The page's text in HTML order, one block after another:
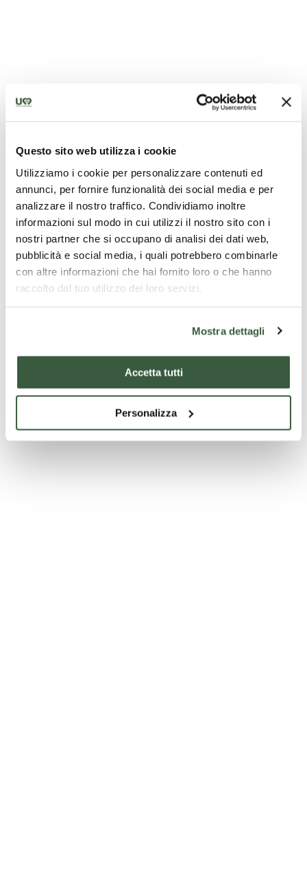
Questo sito web utilizza i cookie
Utilizziamo i cookie per personalizzare contenuti ed
annunci, per fornire funzionalità dei social media e per
analizzare il nostro traffico. Condividiamo inoltre
informazioni sul modo in cui utilizzi il nostro sito con i
nostri partner che si occupano di analisi dei dati web,
pubblicità e social media, i quali potrebbero combinarle
con altre informazioni che hai fornito loro o che hanno
raccolto dal tuo utilizzo dei loro servizi.
Mostra dettagli
Accetta tutti
Personalizza
Chiesa di San Girolamo - Spello